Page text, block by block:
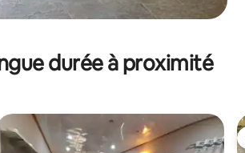
durée à proximité